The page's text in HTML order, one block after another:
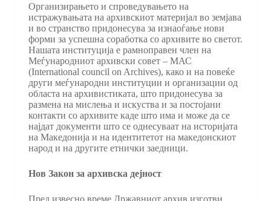
Организирањето и спроведувањето на
истражувањата на архивскиот материјал во земјава
и во странство придонесува за изнаоѓање нови
форми за успешна соработка со архивите во светот.
Нашата институција е рамноправен член на
Меѓународниот архивски совет – МАС
(International council on Archives), како и на повеќе
други меѓународни институции и организации од
областа на архивистиката, што придонесува за
размена на мислења и искуства и за постојани
контакти со архивите каде што има и може да се
најдат документи што се однесуваат на историјата
на Македонија и на идентитетот на македонскиот
народ и на другите етнички заедници.
Нов Закон за архивска дејност
Пред извесно време Државниот архив изготви